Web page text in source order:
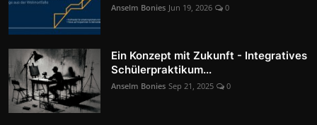
Anselm Bonies Jun 19, 2026 0
Ein Konzept mit Zukunft - Integratives
Schülerpraktikum...
Anselm Bonies Sep 21, 2025 0